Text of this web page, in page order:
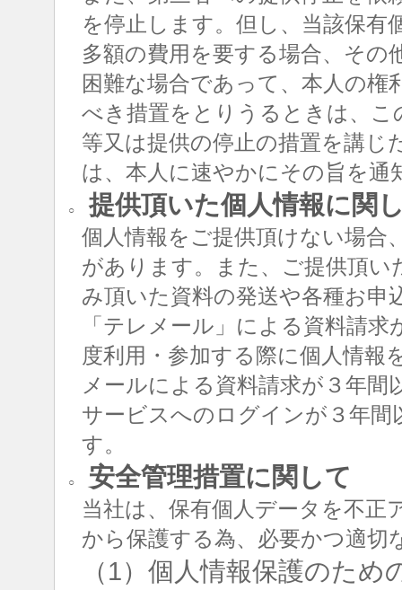
を停止します。但し、当該保有
多額の費用を要する場合、その
困難な場合であって、本人の
べき措置をとりうるときは、
等又は提供の停止の措置を講
は、本人に速やかにその旨を通
○ 提供頂いた個人情報に関
個人情報をご提供頂けない場合
があります。また、ご提供頂い
み頂いた資料の発送や各種お
「テレメール」による資料請
度利用・参加する際に個人情
メールによる資料請求が３年間
サービスへのログインが３年間
す。
○ 安全管理措置に関して
当社は、保有個人データを不正
から保護する為、必要かつ適切
（1）個人情報保護のた